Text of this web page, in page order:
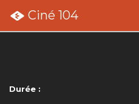
Ciné 104
Durée :